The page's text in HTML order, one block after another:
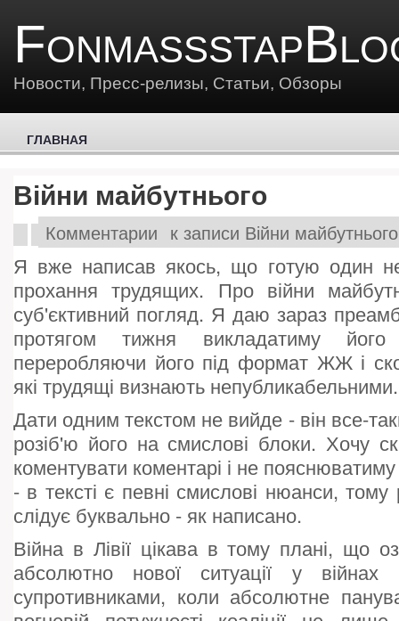
Новости, Пресс-релизы, Статьи, Обзоры
ГЛАВНАЯ
Війни майбутнього
Комментарии к записи Війни майбутнього
Я вже написав якось, що готую один
прохання трудящих. Про війни
суб'єктивний погляд. Я даю зараз
протягом тижня викладатиму
переробляючи його під формат ЖЖ і
які трудящі визнають непубликабельними.
Дати одним текстом не вийде - він все-
розіб'ю його на смислові блоки. Хочу
коментувати коментарі і не пояснюватиму
- в тексті є певні смислові нюанси, тому
слідує буквально - як написано.
Війна в Лівії цікава в тому плані, що
абсолютно нової ситуації у війнах
супротивниками, коли абсолютне